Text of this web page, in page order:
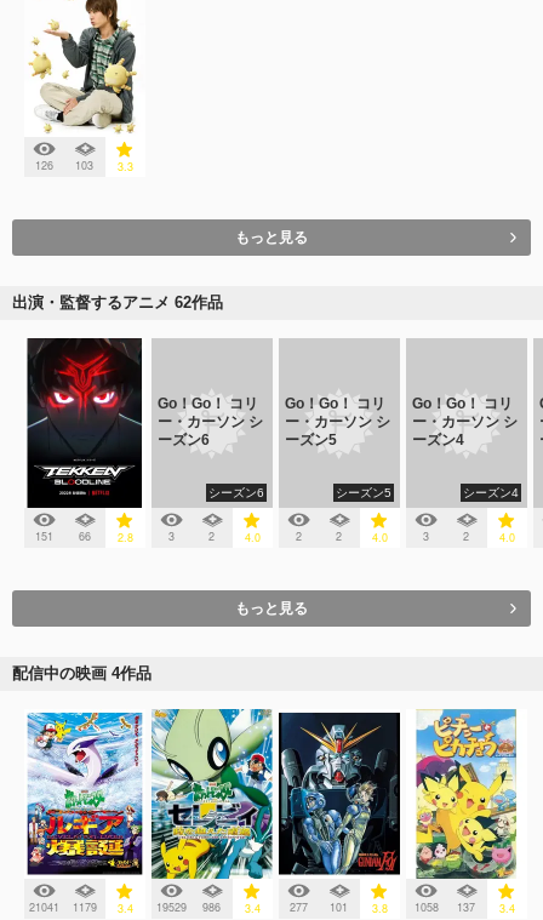
126 103 3.3
もっと見る
出演・監督するアニメ 62作品
151 66 2.8
Go！Go！ コリ
ー・カーソン シ
ーズン6
シーズン6
3 2 4.0
Go！Go！ コリ
ー・カーソン シ
ーズン5
シーズン5
2 2 4.0
Go！Go！ コリ
ー・カーソン シ
ーズン4
シーズン4
3 2 4.0
もっと見る
配信中の映画 4作品
21041 1179 3.4 19529 986 3.4 277 101 3.8 1058 137 3.4